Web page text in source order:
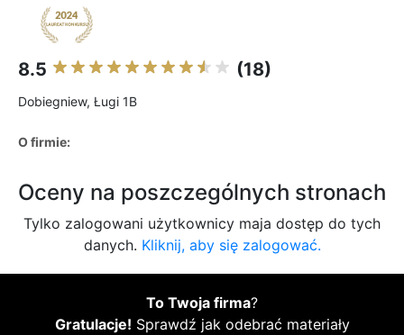
8.5 (18)
Dobiegniew, Ługi 1B
O firmie:
Oceny na poszczególnych stronach
Tylko zalogowani użytkownicy maja dostęp do tych
danych. Kliknij, aby się zalogować.
To Twoja firma?
Gratulacje! Sprawdź jak odebrać materiały